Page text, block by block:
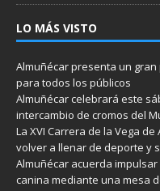
LO MÁS VISTO
Almuñécar presenta un
para todos los públicos
Almuñécar celebrará este
intercambio de cromos del
La XVI Carrera de la Vega
volver a llenar de deporte y
Almuñécar acuerda
canina mediante una mesa